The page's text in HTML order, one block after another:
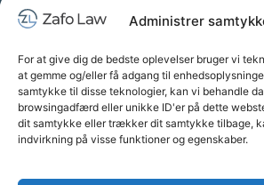
Administrer
For at give dig de bedste oplevelser bruger vi
at gemme og/eller få adgang til
samtykke til disse teknologier, kan vi behandle
browsingadfærd eller unikke ID'er på dette
dit samtykke eller trækker dit samtykke tilbage,
indvirkning på visse funktioner og egenskaber.
skandinaviske
hjælper med at
komme igennem det
spanske retssystem.
info@zafolaw.com | Alle rettigheder